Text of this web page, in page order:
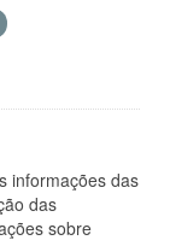
informações das
das
sobre